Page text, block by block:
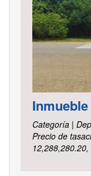
Categoría |
Precio de